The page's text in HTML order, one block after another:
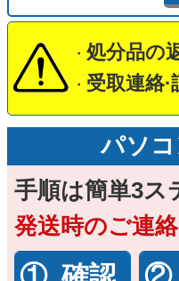
・ 処分品の
・ 受取連絡
パソ
手順は簡単3ス
発送時のご連